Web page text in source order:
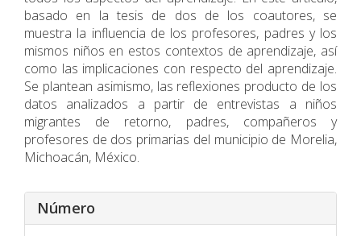
basado en la tesis de dos de los coautores, se
muestra la influencia de los profesores, padres y los
mismos niños en estos contextos de aprendizaje, así
como las implicaciones con respecto del aprendizaje.
Se plantean asimismo, las reflexiones producto de los
datos analizados a partir de entrevistas a niños
migrantes de retorno, padres, compañeros y
profesores de dos primarias del municipio de Morelia,
Michoacán, México.
Detalles
del
Número